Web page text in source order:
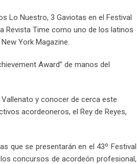
Lo Nuestro, 3 Gaviotas en el Festival
Revista Time como uno de los latinos
York Magazine.
Award” de manos del
y conocer de cerca este
acordeoneros, el Rey de Reyes,
que se presentarán en el 43º Festival
concursos de acordeón profesional,